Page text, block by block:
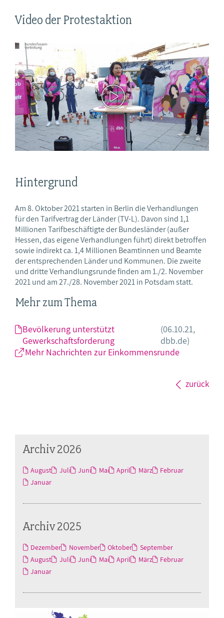
Video der Protestaktion
Hintergrund
Am 8. Oktober 2021 starten in Berlin die Verhandlungen
für den Tarifvertrag der Länder (TV-L). Davon sind 1,1
Millionen Tarifbeschäftigte der Bundesländer (außer
Hessen, das eigene Verhandlungen führt) direkt betroffen
sowie indirekt ca. 1,4 Millionen Beamtinnen und Beamte
der entsprechenden Länder und Kommunen. Die zweite
und dritte Verhandlungsrunde finden am 1./2. November
2021 und am 27./28. November 2021 in Potsdam statt.
Mehr zum Thema
Bevölkerung unterstützt
Gewerkschaftsforderung
(06.10.21,
dbb.de)
Mehr Nachrichten zur Einkommensrunde
zurück
Archiv 2026
August Juli Juni Mai April März
Februar
Januar
Archiv 2025
Dezember November Oktober
September
August
Juli Juni Mai April März
Februar
Januar